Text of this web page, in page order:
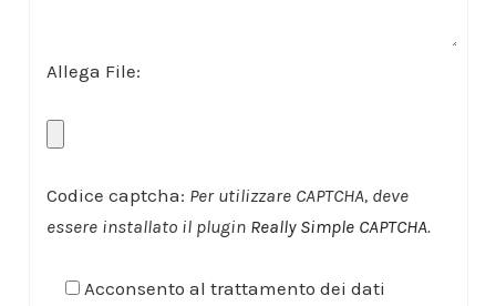
Allega File:
Codice captcha: Per utilizzare CAPTCHA, deve
essere installato il plugin Really Simple CAPTCHA.
Acconsento al trattamento dei dati